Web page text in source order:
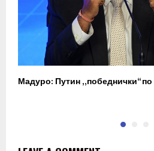
Мадуро: Путин „победнички“ по